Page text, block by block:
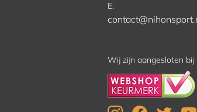
E:
Wij zijn aangesloten bij